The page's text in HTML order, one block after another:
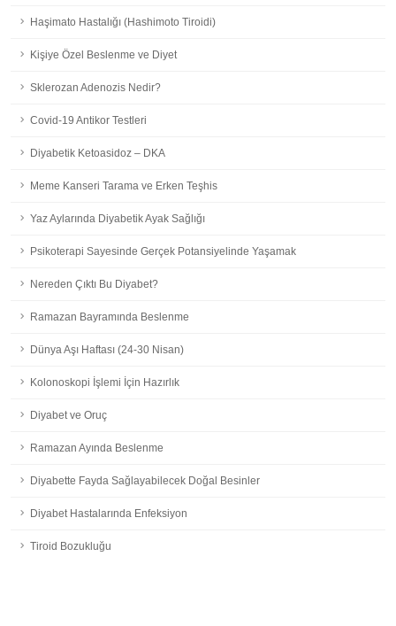
Haşimato Hastalığı (Hashimoto Tiroidi)
Kişiye Özel Beslenme ve Diyet
Sklerozan Adenozis Nedir?
Covid-19 Antikor Testleri
Diyabetik Ketoasidoz – DKA
Meme Kanseri Tarama ve Erken Teşhis
Yaz Aylarında Diyabetik Ayak Sağlığı
Psikoterapi Sayesinde Gerçek Potansiyelinde Yaşamak
Nereden Çıktı Bu Diyabet?
Ramazan Bayramında Beslenme
Dünya Aşı Haftası (24-30 Nisan)
Kolonoskopi İşlemi İçin Hazırlık
Diyabet ve Oruç
Ramazan Ayında Beslenme
Diyabette Fayda Sağlayabilecek Doğal Besinler
Diyabet Hastalarında Enfeksiyon
Tiroid Bozukluğu